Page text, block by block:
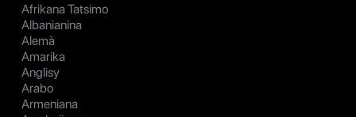
Afrikana Tatsimo
Albanianina
Alemà
Amarika
Anglisy
Arabo
Armeniana